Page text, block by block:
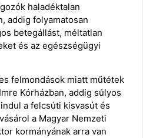
haladéktalan
addig folyamatosan
betegállást, méltatlan
és az egészségügyi
felmondások miatt műtétek
Kórházban, addig súlyos
a felcsúti kisvasút és
a Magyar Nemzeti
kormányának arra van